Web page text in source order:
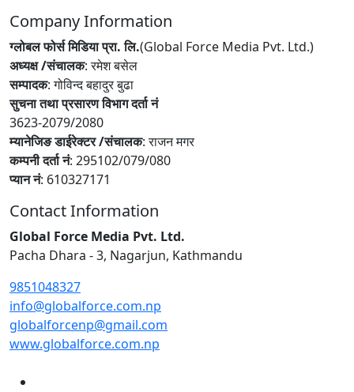
Company Information
ग्लोबल फोर्स मिडिया प्रा. लि.(Global Force Media Pvt. Ltd.)
अध्यक्ष /संचालक: रमेश बसेल
सम्पादक: गोविन्द बहादुर बुढा
सुचना तथा प्रसारण विभाग दर्ता नं
3623-2079/2080
म्यानेजिङ डाईरेक्टर /संचालक: राजन मगर
कम्पनी दर्ता नं: 295102/079/080
प्यान नं: 610327171
Contact Information
Global Force Media Pvt. Ltd.
Pacha Dhara - 3, Nagarjun, Kathmandu
9851048327
info@globalforce.com.np
globalforcenp@gmail.com
www.globalforce.com.np